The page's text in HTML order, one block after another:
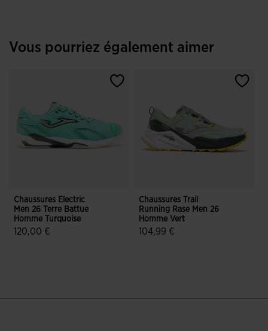
Vous pourriez également aimer
Chaussures Electric
Men 26 Terre Battue
Homme Turquoise
120,00 €
Chaussures Trail
Running Rase Men 26
Homme Vert
104,99 €